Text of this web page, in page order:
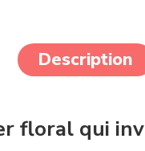
Description
floral qui